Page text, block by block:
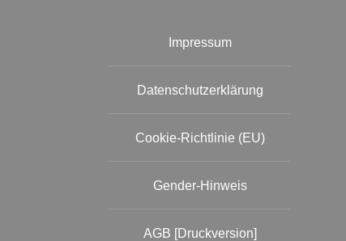
Impressum
Datenschutzerklärung
Cookie-Richtlinie (EU)
Gender-Hinweis
AGB [Druckversion]